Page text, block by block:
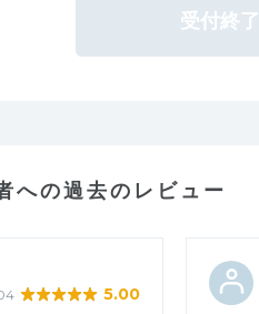
受付終了
への過去のレビュー
5.00